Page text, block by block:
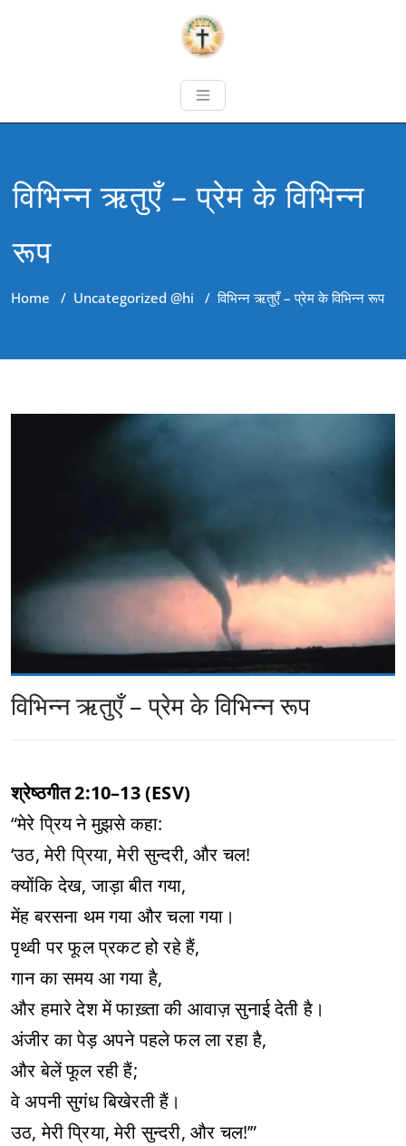
विभिन्न ऋतुएँ – प्रेम के विभिन्न
रूप
Home / Uncategorized @hi /विभिन्न ऋतुएँ – प्रेम के विभिन्न रूप
विभिन्न ऋतुएँ – प्रेम के विभिन्न रूप
श्रेष्ठगीत 2:10–13 (ESV)
“मेरे प्रिय ने मुझसे कहा:
‘उठ, मेरी प्रिया, मेरी सुन्दरी, और चल!
क्योंकि देख, जाड़ा बीत गया,
मेंह बरसना थम गया और चला गया।
पृथ्वी पर फूल प्रकट हो रहे हैं,
गान का समय आ गया है,
और हमारे देश में फाख़्ता की आवाज़ सुनाई देती है।
अंजीर का पेड़ अपने पहले फल ला रहा है,
और बेलें फूल रही हैं;
वे अपनी सुगंध बिखेरती हैं।
उठ, मेरी प्रिया, मेरी सुन्दरी, और चल!’”